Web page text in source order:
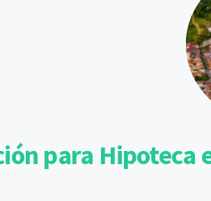
para Hipoteca